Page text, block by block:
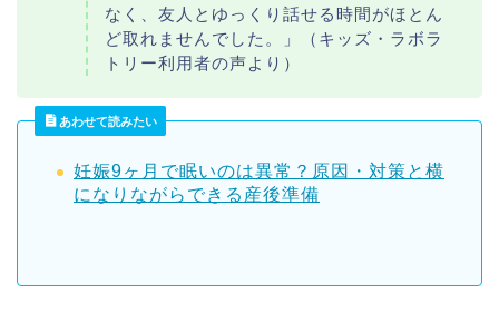
なく、友人とゆっくり話せる時間がほとん
ど取れませんでした。」（キッズ・ラボラ
トリー利用者の声より）
あわせて読みたい
妊娠9ヶ月で眠いのは異常？原因・対策と横
になりながらできる産後準備